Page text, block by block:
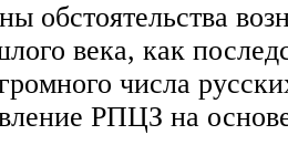
обстоятельства
века, как
числа
РПЦЗ на